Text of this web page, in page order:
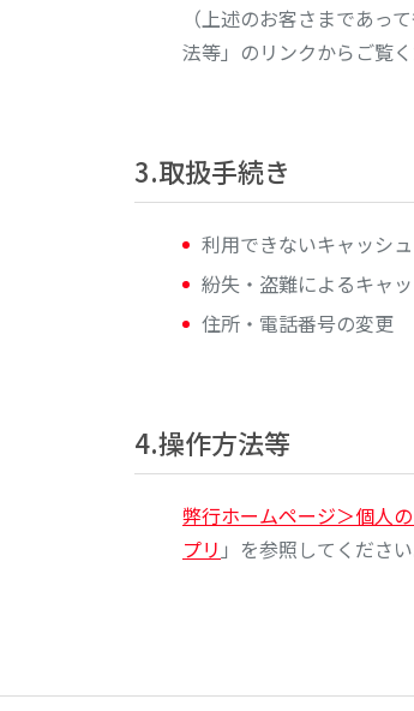
（上述のお客さまであっ
法等」のリンクからご覧く
3.取扱手続き
利用できないキャッシ
紛失・盗難によるキャ
住所・電話番号の変更
4.操作方法等
弊行ホームページ＞個人
プリ 」を参照してください